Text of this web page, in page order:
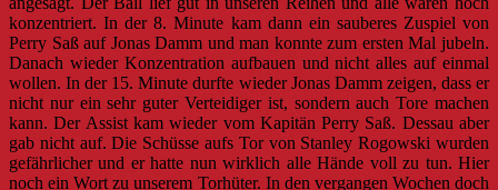
konzentriert. In der 8. Minute kam dann ein sauberes Zuspiel von
Perry Saß auf Jonas Damm und man konnte zum ersten Mal jubeln.
Danach wieder Konzentration aufbauen und nicht alles auf einmal
wollen. In der 15. Minute durfte wieder Jonas Damm zeigen, dass er
nicht nur ein sehr guter Verteidiger ist, sondern auch Tore machen
kann. Der Assist kam wieder vom Kapitän Perry Saß. Dessau aber
gab nicht auf. Die Schüsse aufs Tor von Stanley Rogowski wurden
gefährlicher und er hatte nun wirklich alle Hände voll zu tun. Hier
noch ein Wort zu unserem Torhüter. In den vergangen Wochen doch